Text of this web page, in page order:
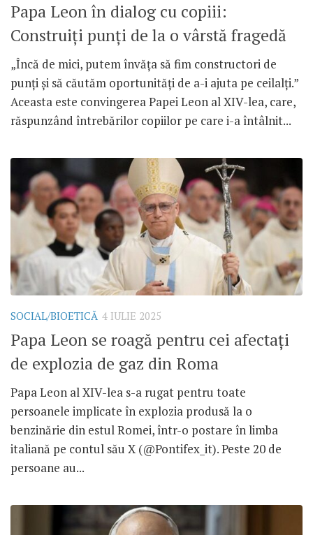
Papa Leon în dialog cu copiii:
Construiți punți de la o vârstă fragedă
„Încă de mici, putem învăța să fim constructori de
punți și să căutăm oportunități de a-i ajuta pe ceilalți.”
Aceasta este convingerea Papei Leon al XIV-lea, care,
răspunzând întrebărilor copiilor pe care i-a întâlnit...
SOCIAL/BIOETICĂ 4 IULIE 2025
Papa Leon se roagă pentru cei afectați
de explozia de gaz din Roma
Papa Leon al XIV-lea s-a rugat pentru toate
persoanele implicate în explozia produsă la o
benzinărie din estul Romei, într-o postare în limba
italiană pe contul său X (@Pontifex_it). Peste 20 de
persoane au...